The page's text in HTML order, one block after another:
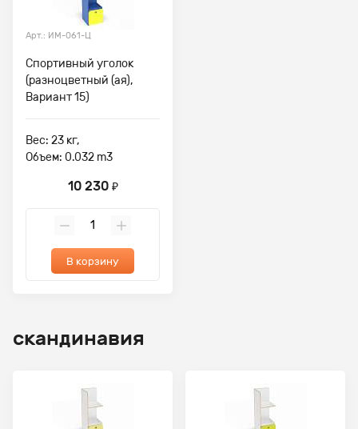
Арт.: ИМ-061-Ц
Спортивный уголок
(разноцветный (ая),
Вариант 15)
Вес: 23 кг,
Объем: 0.032 m3
10 230 ₽
В корзину
скандинавия